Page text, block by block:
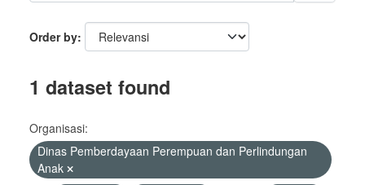
Order by
1 dataset found
Organisasi:
Dinas Pemberdayaan Perempuan dan Perlindungan
Anak